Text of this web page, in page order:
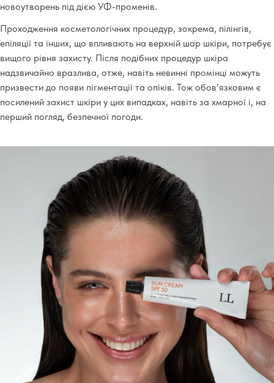
новоутворень під дією УФ-променів.
Проходження косметологічних процедур, зокрема, пілінгів,
епіляції та інших, що впливають на верхній шар шкіри, потребує
вищого рівня захисту. Після подібних процедур шкіра
надзвичайно вразлива, отже, навіть невинні промінці можуть
призвести до появи пігментації та опіків. Тож обов’язковим є
посилений захист шкіри у цих випадках, навіть за хмарної і, на
перший погляд, безпечної погоди.